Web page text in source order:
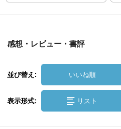
感想・レビュー・書評
並び替え: いいね順
表示形式: リスト